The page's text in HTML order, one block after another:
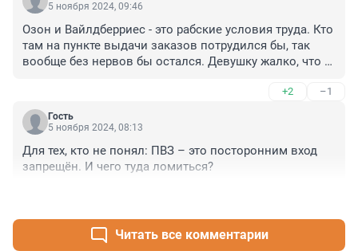
5 ноября 2024, 09:46
Озон и Вайлдберриес - это рабские условия труда. Кто
там на пункте выдачи заказов потрудился бы, так
вообще без нервов бы остался. Девушку жалко, что
+2 –1
Гость
5 ноября 2024, 08:13
Для тех, кто не понял: ПВЗ – это посторонним вход
запрещён. И чего туда ломиться?
Читать все комментарии